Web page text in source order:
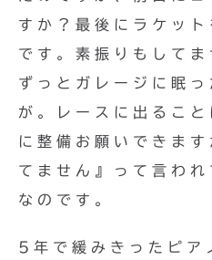
すか？最後にラケッ
です。素振りもして
ずっとガレージに眠
が。レースに出るこ
に整備お願いできま
てません』って言わ
なのです。
5年で緩みきったピア